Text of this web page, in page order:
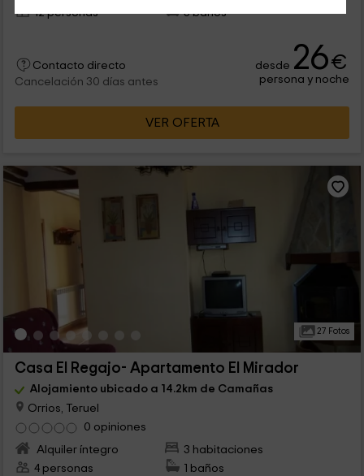
12 personas 3 baños
Contacto directo
Cancelación 30 días antes
desde 26€
persona y noche
VER OFERTA
27 Fotos
Casa El Regajo- Apartamento El Mirador
Alojamiento ubicado a 14.2km de Camañas
Orrios, Teruel
0 opiniones
Alquiler íntegro
3 habitaciones
4 personas
1 baños